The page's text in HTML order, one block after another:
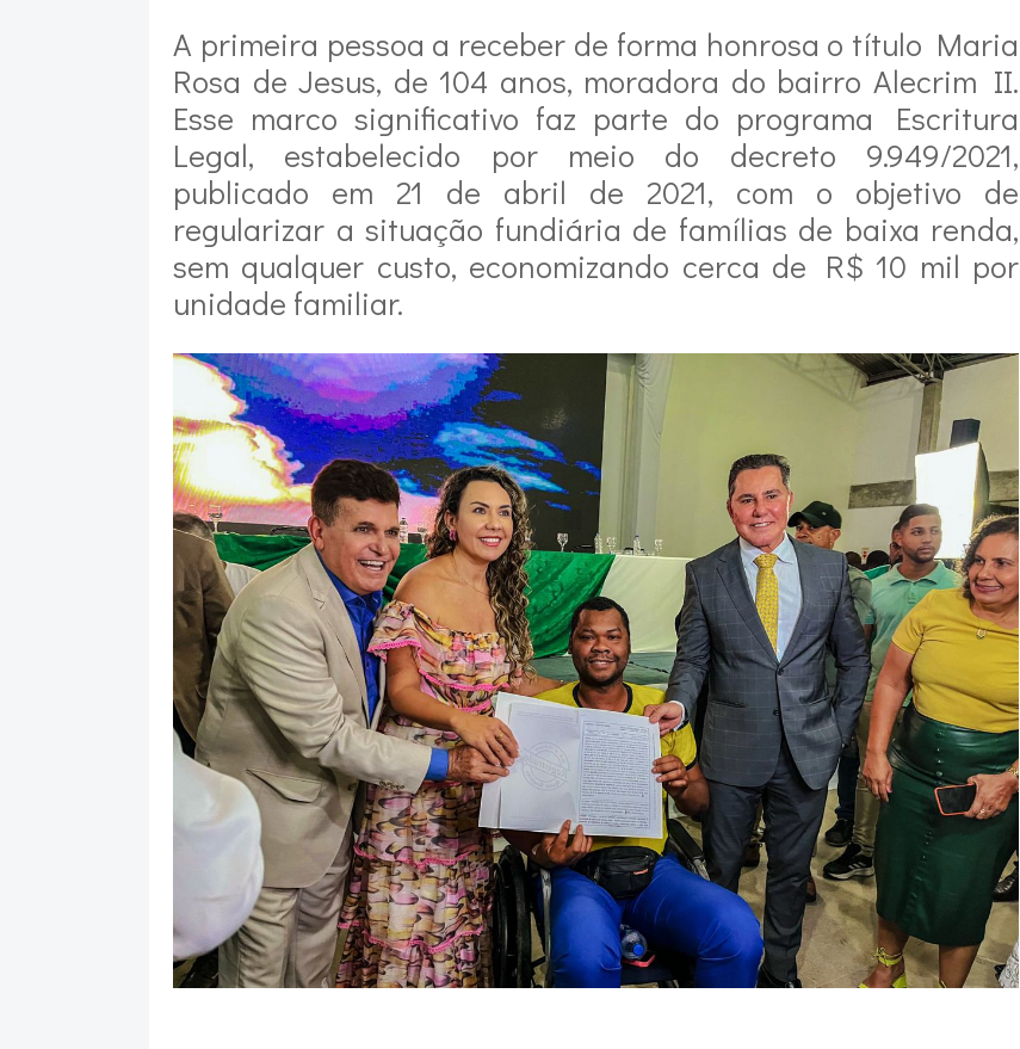
A primeira pessoa a receber de forma honrosa o título Maria
Rosa de Jesus, de 104 anos, moradora do bairro Alecrim II.
Esse marco significativo faz parte do programa Escritura
Legal, estabelecido por meio do decreto 9.949/2021,
publicado em 21 de abril de 2021, com o objetivo de
regularizar a situação fundiária de famílias de baixa renda,
sem qualquer custo, economizando cerca de R$ 10 mil por
unidade familiar.